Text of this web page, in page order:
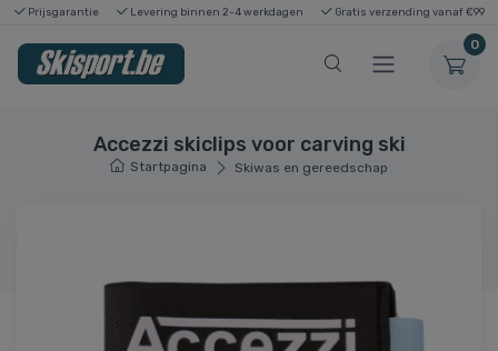
Prijsgarantie Levering binnen 2-4 werkdagen Gratis verzending vanaf €99
0
Accezzi skiclips voor carving ski
Startpagina Skiwas en gereedschap